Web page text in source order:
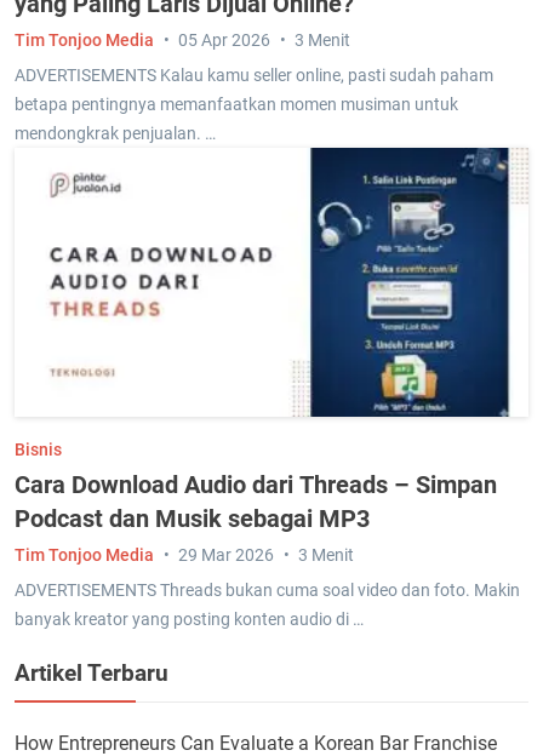
ADVERTISEMENTS Kalau kamu seller online, pasti sudah paham
betapa pentingnya memanfaatkan momen musiman untuk
mendongkrak penjualan. …
Tim Tonjoo Media 05 Apr 2026 3 Menit
Bisnis
Cara Download Audio dari Threads – Simpan
Podcast dan Musik sebagai MP3
ADVERTISEMENTS Threads bukan cuma soal video dan foto. Makin
banyak kreator yang posting konten audio di …
Tim Tonjoo Media 29 Mar 2026 3 Menit
Artikel Terbaru
How Entrepreneurs Can Evaluate a Korean Bar Franchise